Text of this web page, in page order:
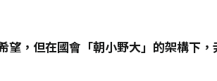
，但在國會「朝小野大」的架構下